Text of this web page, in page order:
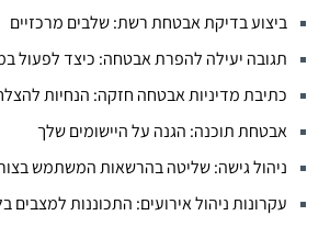
ביצוע בדיקת אבטחת רשת: שלבים מרכזיים
תגובה יעילה להפרת אבטחה: כיצד לפעול
כתיבת מדיניות אבטחה חזקה: הנחיות
אבטחת תוכנה: הגנה על היישומים שלך
ניהול גישה: שליטה בהרשאות המשתמש
עקרונות ניהול אירועים: התכוננות למצבים